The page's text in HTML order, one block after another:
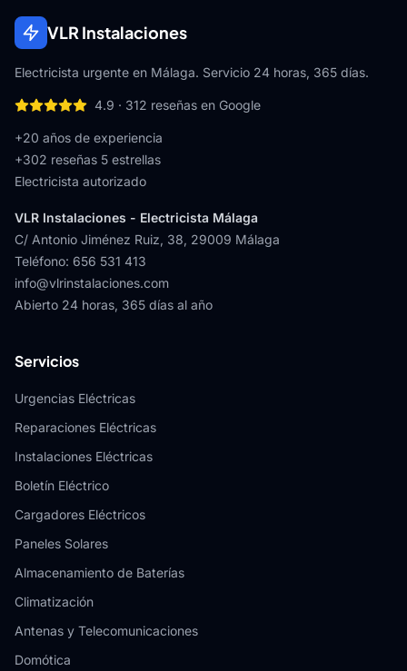
VLR Instalaciones
Electricista urgente en Málaga. Servicio 24 horas, 365 días.
4.9 · 312 reseñas en Google
+20 años de experiencia
+302 reseñas 5 estrellas
Electricista autorizado
VLR Instalaciones - Electricista Málaga
C/ Antonio Jiménez Ruiz, 38, 29009 Málaga
Teléfono: 656 531 413
info@vlrinstalaciones.com
Abierto 24 horas, 365 días al año
Servicios
Urgencias Eléctricas
Reparaciones Eléctricas
Instalaciones Eléctricas
Boletín Eléctrico
Cargadores Eléctricos
Paneles Solares
Almacenamiento de Baterías
Climatización
Antenas y Telecomunicaciones
Domótica